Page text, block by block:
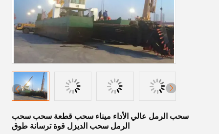
سحب الرمل عالي الأداء ميناء سحب قطعة سحب سحب
الرمل سحب الديزل قوة ترسانة طوق